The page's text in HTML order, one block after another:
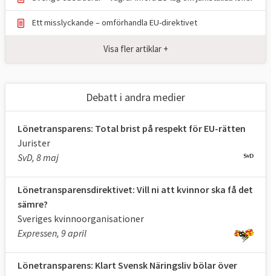
EU har tre utgångspunkter för
jämställdhet samt att en
jämställdhetsaspekt ska ingå i all EU:s
verksamhet.
EU:s jämställdhetsarbete sker genom
uppfylla, samt genom handlingsprogram
som sträcker sig över flera år.
Våld mot kvinnor
(2014) är eller har varit utsatta för fysiskt
Ett misslyckande – omförhandla EU-direktivet
Visa fler artiklar +
Debatt i andra medier
Lönetransparens: Total brist på respekt för EU-rätten
Jurister
SvD, 8 maj
Lönetransparensdirektivet: Vill ni att kvinnor ska få det
sämre?
Sveriges kvinnoorganisationer
Expressen, 9 april
Lönetransparens: Klart Svensk Näringsliv bölar över